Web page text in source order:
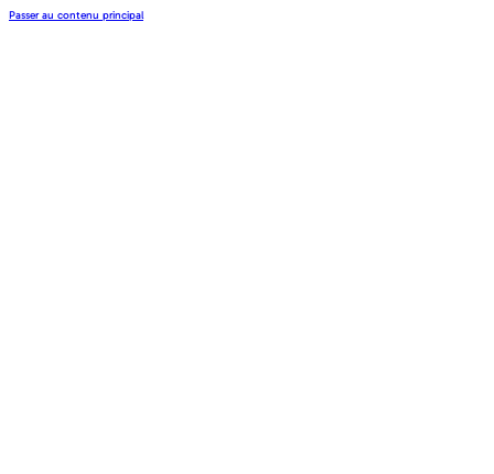
Passer au contenu principal